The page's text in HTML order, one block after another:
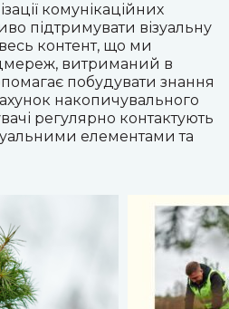
комунікаційних
підтримувати візуальну
весь контент, що ми
витриманий в
побудувати знання
накопичувального
регулярно контактують
елементами та